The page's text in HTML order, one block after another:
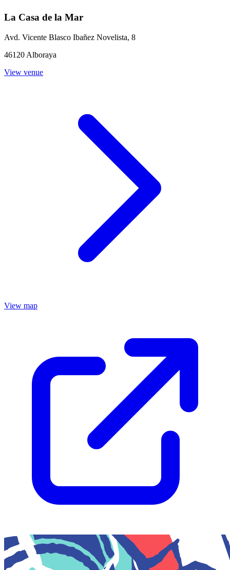
La Casa de la Mar
Avd. Vicente Blasco Ibañez Novelista, 8
46120 Alboraya
View venue
View map